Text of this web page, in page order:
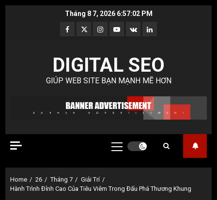
Tháng 8 7, 2026 6:57:03 PM
Facebook
TwitterInstagram
Youtube
VK LinkedIn
DIGITAL SEO
GIÚP WEB SITE BẠN MẠNH MẼ HƠN
Primary
Home 26 Tháng 7
Giải Trí
Hành Trình Đỉnh Cao Của Tiêu Viêm Trong Đấu Phá Thương Khung